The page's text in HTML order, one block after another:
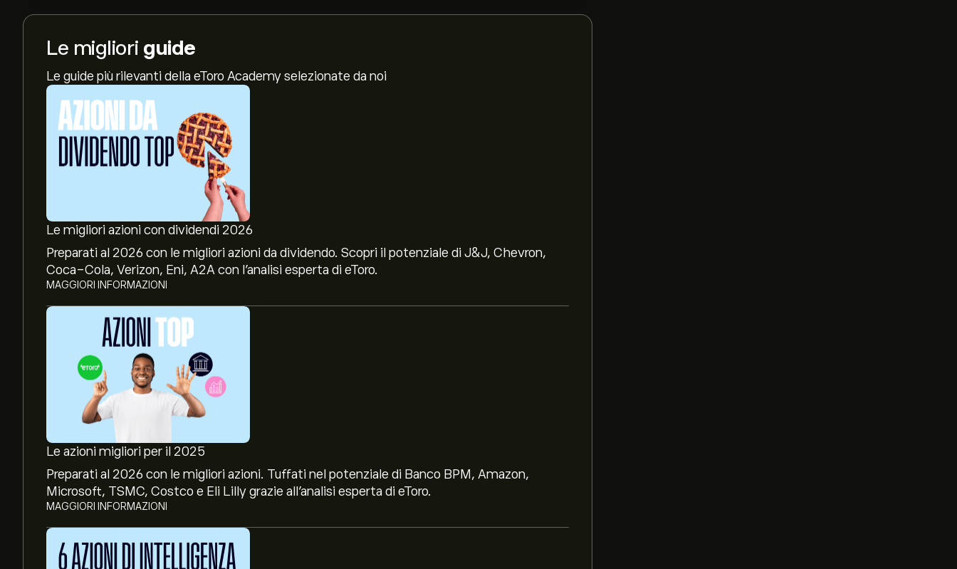
Le migliori guide
Le guide più rilevanti della eToro Academy selezionate da noi
Le migliori azioni con dividendi 2026
Preparati al 2026 con le migliori azioni da dividendo. Scopri il potenziale di J&J, Chevron,
Coca-Cola, Verizon, Eni, A2A con l’analisi esperta di eToro.
MAGGIORI INFORMAZIONI
Le azioni migliori per il 2025
Preparati al 2026 con le migliori azioni. Tuffati nel potenziale di Banco BPM, Amazon,
Microsoft, TSMC, Costco e Eli Lilly grazie all’analisi esperta di eToro.
MAGGIORI INFORMAZIONI